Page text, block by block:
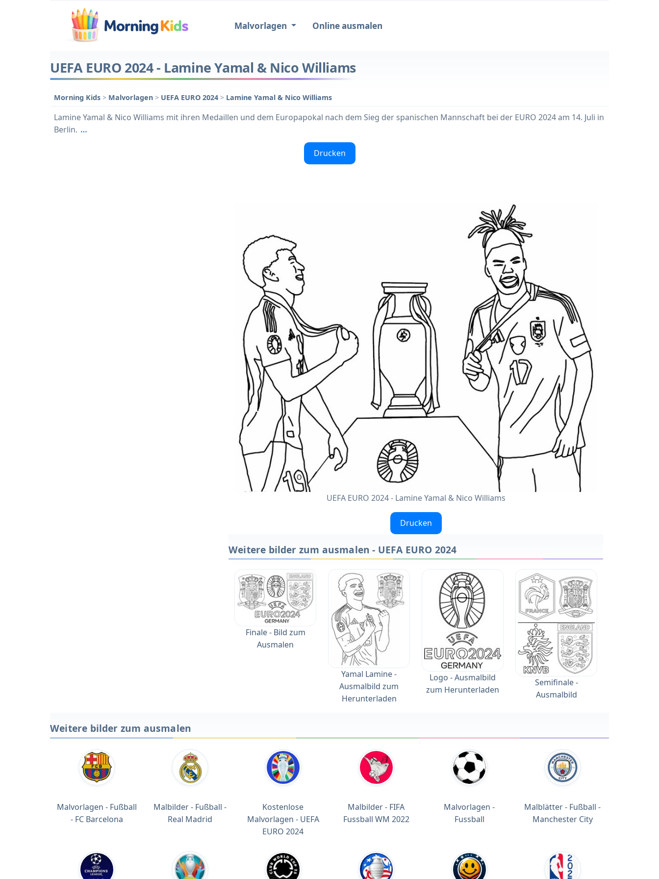
Malvorlagen Online ausmalen
UEFA EURO 2024 - Lamine Yamal & Nico Williams
Morning Kids > Malvorlagen > UEFA EURO 2024 > Lamine Yamal & Nico Williams
Lamine Yamal & Nico Williams mit ihren Medaillen und dem Europapokal nach dem Sieg der spanischen Mannschaft bei der EURO 2024 am 14. Juli in
Berlin. …
Drucken
UEFA EURO 2024 - Lamine Yamal & Nico Williams
Drucken
Weitere bilder zum ausmalen - UEFA EURO 2024
Finale - Bild zum
Ausmalen
Yamal Lamine -
Ausmalbild zum
Herunterladen
Logo - Ausmalbild
zum Herunterladen
Semifinale -
Ausmalbild
Weitere bilder zum ausmalen
Malvorlagen - Fußball
- FC Barcelona
Malbilder - Fußball -
Real Madrid
Kostenlose
Malvorlagen - UEFA
EURO 2024
Malbilder - FIFA
Fussball WM 2022
Malvorlagen -
Fussball
Malblätter - Fußball -
Manchester City